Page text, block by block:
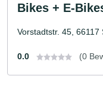
Bikes + E-
Vorstadtstr. 45, 66117
0.0 (0